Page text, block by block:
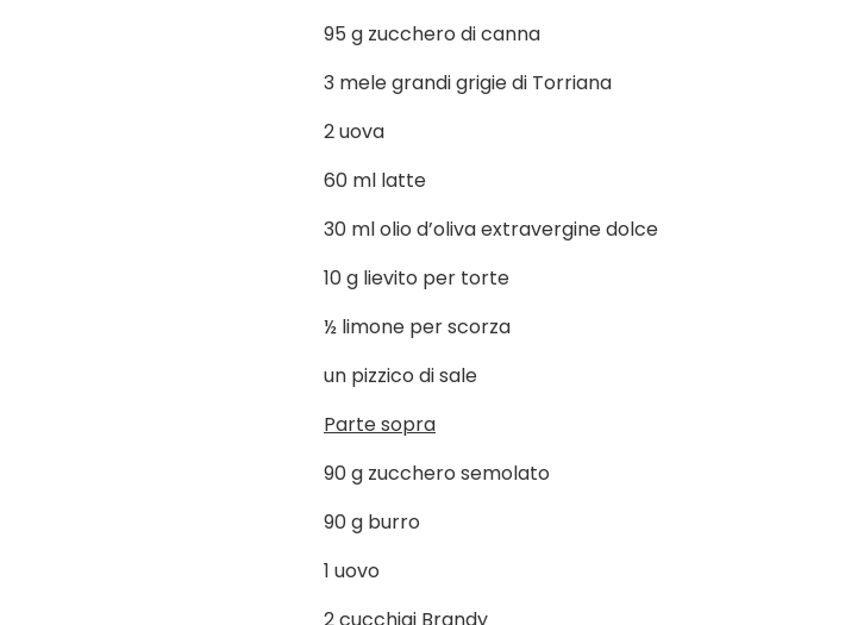
95 g zucchero di canna
3 mele grandi grigie di Torriana
2 uova
60 ml latte
30 ml olio d’oliva extravergine dolce
10 g lievito per torte
½ limone per scorza
un pizzico di sale
Parte sopra
90 g zucchero semolato
90 g burro
1 uovo
2 cucchiai Brandy